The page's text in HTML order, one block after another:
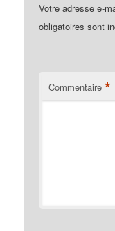
Votre adresse e-
obligatoires sont
Commentaire *